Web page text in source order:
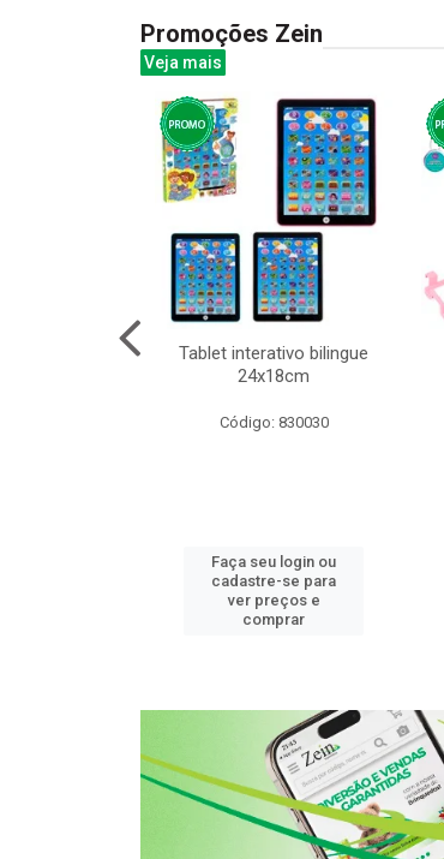
Promoções Zein
Veja mais
Tablet interativo bilingue
24x18cm
Código: 830030
Faça seu login ou
cadastre-se para
ver preços e
comprar